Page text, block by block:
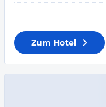
Zum Hotel